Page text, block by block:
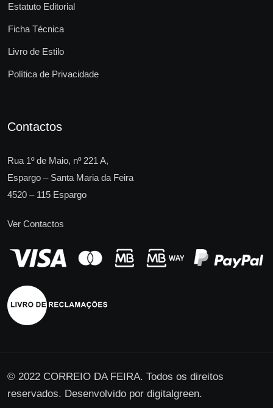
Estatuto Editorial
Ficha Técnica
Livro de Estilo
Política de Privacidade
Contactos
Rua 1º de Maio, nº 221 A,
Espargo – Santa Maria da Feira
4520 – 115 Espargo
Ver Contactos
© 2022 CORREIO DA FEIRA. Todos os direitos
reservados. Desenvolvido por digitalgreen.